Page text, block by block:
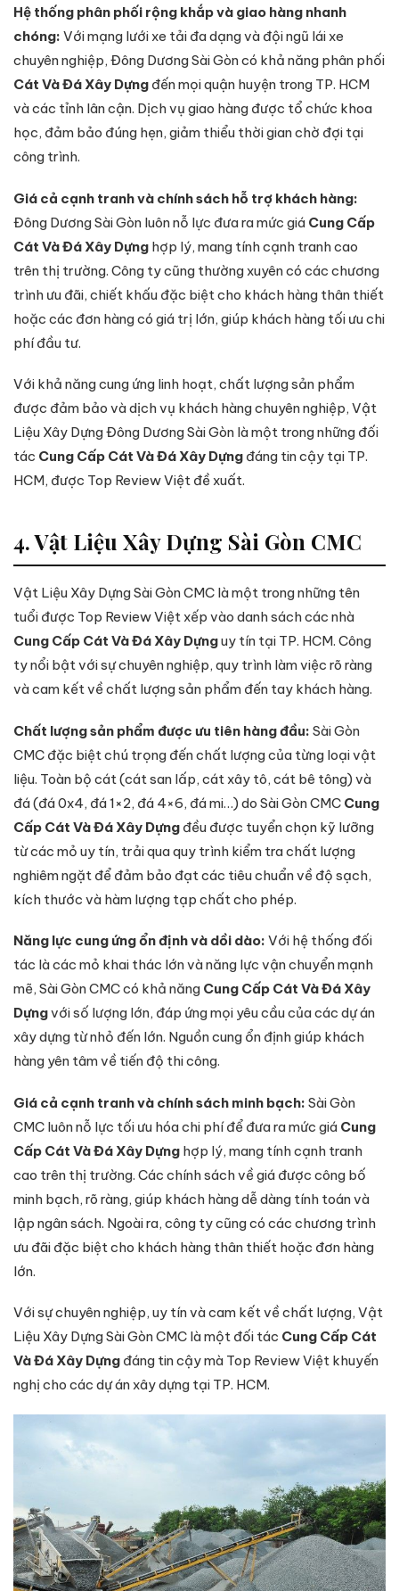
Hệ thống phân phối rộng khắp và giao hàng nhanh
chóng: Với mạng lưới xe tải đa dạng và đội ngũ lái xe
chuyên nghiệp, Đông Dương Sài Gòn có khả năng phân phối
Cát Và Đá Xây Dựng đến mọi quận huyện trong TP. HCM
và các tỉnh lân cận. Dịch vụ giao hàng được tổ chức khoa
học, đảm bảo đúng hẹn, giảm thiểu thời gian chờ đợi tại
công trình.
Giá cả cạnh tranh và chính sách hỗ trợ khách hàng:
Đông Dương Sài Gòn luôn nỗ lực đưa ra mức giá Cung Cấp
Cát Và Đá Xây Dựng hợp lý, mang tính cạnh tranh cao
trên thị trường. Công ty cũng thường xuyên có các chương
trình ưu đãi, chiết khấu đặc biệt cho khách hàng thân thiết
hoặc các đơn hàng có giá trị lớn, giúp khách hàng tối ưu chi
phí đầu tư.
Với khả năng cung ứng linh hoạt, chất lượng sản phẩm
được đảm bảo và dịch vụ khách hàng chuyên nghiệp, Vật
Liệu Xây Dựng Đông Dương Sài Gòn là một trong những đối
tác Cung Cấp Cát Và Đá Xây Dựng đáng tin cậy tại TP.
HCM, được Top Review Việt đề xuất.
4. Vật Liệu Xây Dựng Sài Gòn CMC
Vật Liệu Xây Dựng Sài Gòn CMC là một trong những tên
tuổi được Top Review Việt xếp vào danh sách các nhà
Cung Cấp Cát Và Đá Xây Dựnguy tín tại TP. HCM. Công
ty nổi bật với sự chuyên nghiệp, quy trình làm việc rõ ràng
và cam kết về chất lượng sản phẩm đến tay khách hàng.
Chất lượng sản phẩm được ưu tiên hàng đầu: Sài Gòn
CMC đặc biệt chú trọng đến chất lượng của từng loại vật
liệu. Toàn bộ cát (cát san lấp, cát xây tô, cát bê tông) và
đá (đá 0x4, đá 1×2, đá 4×6, đá mi…) do Sài Gòn CMC Cung
Cấp Cát Và Đá Xây Dựng đều được tuyển chọn kỹ lưỡng
từ các mỏ uy tín, trải qua quy trình kiểm tra chất lượng
nghiêm ngặt để đảm bảo đạt các tiêu chuẩn về độ sạch,
kích thước và hàm lượng tạp chất cho phép.
Năng lực cung ứng ổn định và dồi dào: Với hệ thống đối
tác là các mỏ khai thác lớn và năng lực vận chuyển mạnh
mẽ, Sài Gòn CMC có khả năng Cung Cấp Cát Và Đá Xây
Dựngvới số lượng lớn, đáp ứng mọi yêu cầu của các dự án
xây dựng từ nhỏ đến lớn. Nguồn cung ổn định giúp khách
hàng yên tâm về tiến độ thi công.
Giá cả cạnh tranh và chính sách minh bạch: Sài Gòn
CMC luôn nỗ lực tối ưu hóa chi phí để đưa ra mức giá Cung
Cấp Cát Và Đá Xây Dựng hợp lý, mang tính cạnh tranh
cao trên thị trường. Các chính sách về giá được công bố
minh bạch, rõ ràng, giúp khách hàng dễ dàng tính toán và
lập ngân sách. Ngoài ra, công ty cũng có các chương trình
ưu đãi đặc biệt cho khách hàng thân thiết hoặc đơn hàng
lớn.
Với sự chuyên nghiệp, uy tín và cam kết về chất lượng, Vật
Liệu Xây Dựng Sài Gòn CMC là một đối tác Cung Cấp Cát
Và Đá Xây Dựng đáng tin cậy mà Top Review Việt khuyến
nghị cho các dự án xây dựng tại TP. HCM.